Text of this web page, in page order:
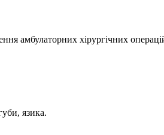
амбулаторних хірургічних
язика.